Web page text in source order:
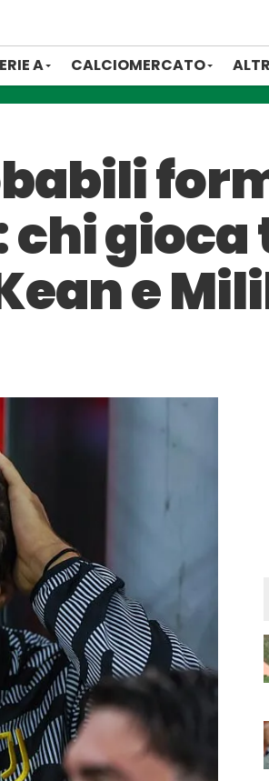
A CALCIOMERCATO
gioca
e